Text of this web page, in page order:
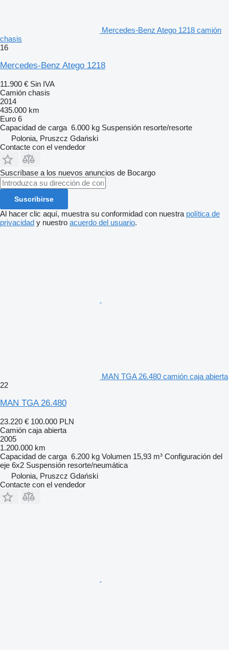
Mercedes-Benz Atego 1218 camión
chasis
16
Mercedes-Benz Atego 1218
11.900 € Sin IVA
Camión chasis
2014
435.000 km
Euro 6
Capacidad de carga 6.000 kg Suspensión resorte/resorte
Polonia, Pruszcz Gdański
Contacte con el vendedor
Suscríbase a los nuevos anuncios de Bocargo
Suscribirse
Al hacer clic aquí, muestra su conformidad con nuestra política de
privacidad y nuestro acuerdo del usuario.
MAN TGA 26.480 camión caja abierta
22
MAN TGA 26.480
23.220 € 100.000 PLN
Camión caja abierta
2005
1.200.000 km
Capacidad de carga 6.200 kg Volumen 15,93 m³ Configuración del
eje 6x2 Suspensión resorte/neumática
Polonia, Pruszcz Gdański
Contacte con el vendedor